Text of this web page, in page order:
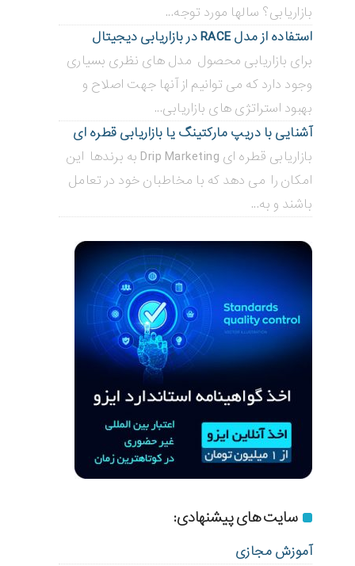
بازاریابی؟ سالها مورد توجه...
استفاده از مدل RACE در بازاریابی دیجیتال
برای بازاریابی محصول مدل های نظری بسیاری
وجود دارد که می توانیم از آنها جهت اصلاح و
بهبود استراتژی های بازاریابی...
آشنایی با دریپ مارکتینگ یا بازاریابی قطره ای
بازاریابی قطره ای Drip Marketing به برندها این
امکان را می دهد که با مخاطبان خود در تعامل
باشند و به...
سایت های پیشنهادی:
آموزش مجازی